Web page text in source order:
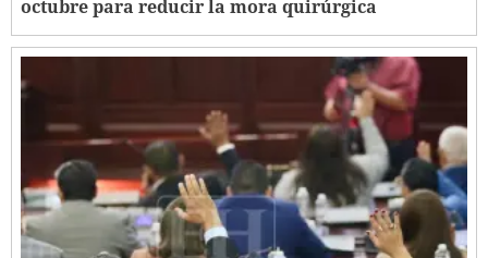
octubre para reducir la mora quirúrgica